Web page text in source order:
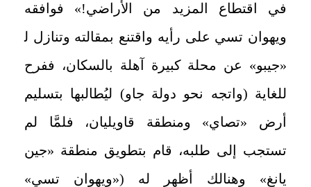
في اقتطاع المزيد من الأراضي!» فوافقه
ويهوان تسي على رأيه واقتنع بمقالته وتنازل ﻟ
«جيبو» عن محلة كبيرة آهلة بالسكان، ففرح
للغاية (واتجه نحو دولة جاو) ليُطالبها بتسليم
أرض «تصاي» ومنطقة قاويليان، فلمَّا لم
تستجب إلى طلبه، قام بتطويق منطقة «جين
يانغ» وهنالك أظهر له («ويهوان تسي»